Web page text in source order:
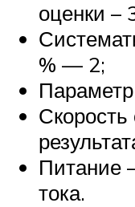
оценки –
% — 2;
Питание
тока.